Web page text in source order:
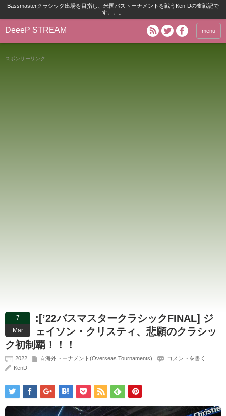
Bassmasterクラシック出場を目指し、米国バストーナメントを戦うKen-Dの奮戦記で
す。。。
DeeeP STREAM menu
スポンサーリンク
7
Mar
:[’22バスマスタークラシックFINAL] ジ
ェイソン・クリスティ、悲願のクラシッ
ク初制覇！！！
2022 ☆海外トーナメント(Overseas Tournaments)
コメントを書く
KenD